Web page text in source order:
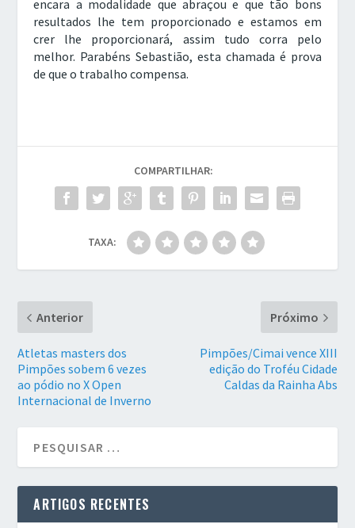
encara a modalidade que abraçou e que tão bons
resultados lhe tem proporcionado e estamos em
crer lhe proporcionará, assim tudo corra pelo
melhor. Parabéns Sebastião, esta chamada é prova
de que o trabalho compensa.
COMPARTILHAR:
TAXA:
Anterior
Atletas masters dos
Pimpões sobem 6 vezes
ao pódio no X Open
Internacional de Inverno
Próximo
Pimpões/Cimai vence XIII
edição do Troféu Cidade
Caldas da Rainha Abs
ARTIGOS RECENTES